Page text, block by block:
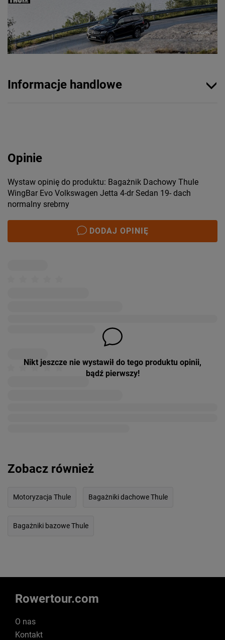
Informacje handlowe
Opinie
Wystaw opinię do produktu: Bagażnik Dachowy Thule
WingBar Evo Volkswagen Jetta 4-dr Sedan 19- dach
normalny srebrny
DODAJ OPINIĘ
Nikt jeszcze nie wystawił do tego produktu opinii,
bądź pierwszy!
Zobacz również
Motoryzacja Thule Bagażniki dachowe Thule
Bagażniki bazowe Thule
Rowertour.com
O nas
Kontakt